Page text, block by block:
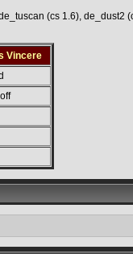
(cs 1.6), de_dust2
Vincere